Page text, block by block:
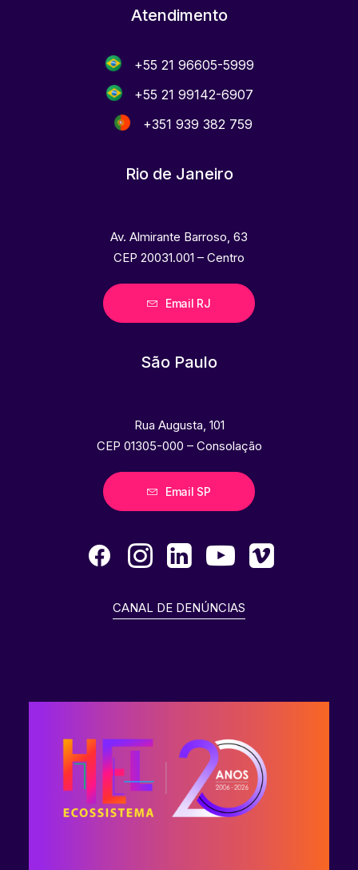
Atendimento
+55 21 96605-5999
+55 21 99142-6907
+351 939 382 759
Rio de Janeiro
Av. Almirante Barroso, 63
CEP 20031.001 – Centro
Email RJ
São Paulo
Rua Augusta, 101
CEP 01305-000 – Consolação
Email SP
CANAL DE DENÚNCIAS